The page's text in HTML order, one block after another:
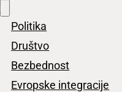
Politika
Društvo
Bezbednost
Evropske integracije